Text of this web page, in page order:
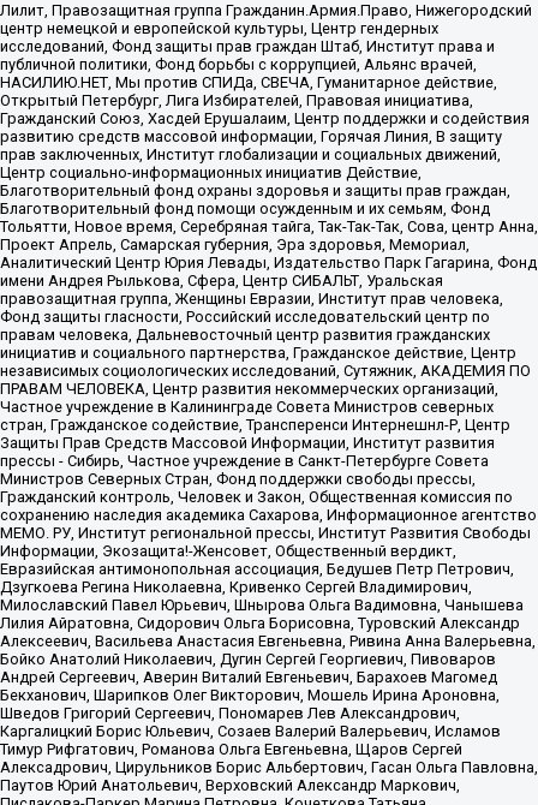
Лилит, Правозащитная группа Гражданин.Армия.Право, Нижегородский
центр немецкой и европейской культуры, Центр гендерных
исследований, Фонд защиты прав граждан Штаб, Институт права и
публичной политики, Фонд борьбы с коррупцией, Альянс врачей,
НАСИЛИЮ.НЕТ, Мы против СПИДа, СВЕЧА, Гуманитарное действие,
Открытый Петербург, Лига Избирателей, Правовая инициатива,
Гражданский Союз, Хасдей Ерушалаим, Центр поддержки и содействия
развитию средств массовой информации, Горячая Линия, В защиту
прав заключенных, Институт глобализации и социальных движений,
Центр социально-информационных инициатив Действие,
Благотворительный фонд охраны здоровья и защиты прав граждан,
Благотворительный фонд помощи осужденным и их семьям, Фонд
Тольятти, Новое время, Серебряная тайга, Так-Так-Так, Сова, центр Анна,
Проект Апрель, Самарская губерния, Эра здоровья, Мемориал,
Аналитический Центр Юрия Левады, Издательство Парк Гагарина, Фонд
имени Андрея Рылькова, Сфера, Центр СИБАЛЬТ, Уральская
правозащитная группа, Женщины Евразии, Институт прав человека,
Фонд защиты гласности, Российский исследовательский центр по
правам человека, Дальневосточный центр развития гражданских
инициатив и социального партнерства, Гражданское действие, Центр
независимых социологических исследований, Сутяжник, АКАДЕМИЯ ПО
ПРАВАМ ЧЕЛОВЕКА, Центр развития некоммерческих организаций,
Частное учреждение в Калининграде Совета Министров северных
стран, Гражданское содействие, Трансперенси Интернешнл-Р, Центр
Защиты Прав Средств Массовой Информации, Институт развития
прессы - Сибирь, Частное учреждение в Санкт-Петербурге Совета
Министров Северных Стран, Фонд поддержки свободы прессы,
Гражданский контроль, Человек и Закон, Общественная комиссия по
сохранению наследия академика Сахарова, Информационное агентство
МЕМО. РУ, Институт региональной прессы, Институт Развития Свободы
Информации, Экозащита!-Женсовет, Общественный вердикт,
Евразийская антимонопольная ассоциация, Бедушев Петр Петрович,
Дзугкоева Регина Николаевна, Кривенко Сергей Владимирович,
Милославский Павел Юрьевич, Шнырова Ольга Вадимовна, Чанышева
Лилия Айратовна, Сидорович Ольга Борисовна, Туровский Александр
Алексеевич, Васильева Анастасия Евгеньевна, Ривина Анна Валерьевна,
Бойко Анатолий Николаевич, Дугин Сергей Георгиевич, Пивоваров
Андрей Сергеевич, Аверин Виталий Евгеньевич, Барахоев Магомед
Бекханович, Шарипков Олег Викторович, Мошель Ирина Ароновна,
Шведов Григорий Сергеевич, Пономарев Лев Александрович,
Каргалицкий Борис Юльевич, Созаев Валерий Валерьевич, Исламов
Тимур Рифгатович, Романова Ольга Евгеньевна, Щаров Сергей
Алексадрович, Цирульников Борис Альбертович, Гасан Ольга Павловна,
Паутов Юрий Анатольевич, Верховский Александр Маркович,